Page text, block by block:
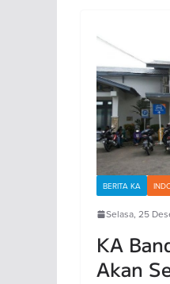
BERITA KA
Selasa, 25
KA
Akan